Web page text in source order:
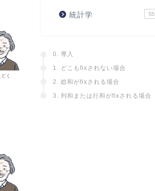
く
統計学 55
0. 導入
1. どこもfixされない場合
2. 総和がfixされる場合
3. 列和または行和がfixされる場合